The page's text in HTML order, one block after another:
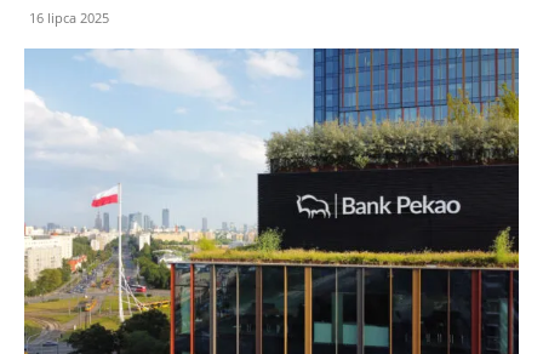
16 lipca 2025